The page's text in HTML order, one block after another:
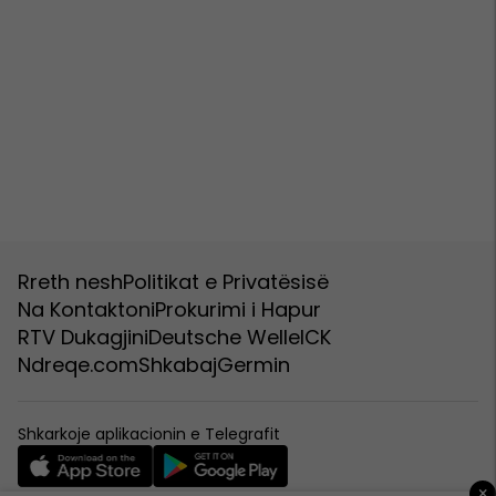
Rreth neshPolitikat e Privatësisë
Na KontaktoniProkurimi i Hapur
RTV DukagjiniDeutsche WelleICK
Ndreqe.comShkabajGermin
Shkarkoje aplikacionin e Telegrafit